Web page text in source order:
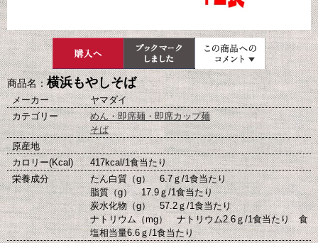
商品名：横浜もやしそば
メーカー
ヤマダイ
カテゴリー
めん・即席麺・即席カップ麺
そば
原産地
カロリー(Kcal)
417kcal/1食当たり
栄養成分
たん白質（g） 6.7ｇ/1食当たり
脂質（g） 17.9ｇ/1食当たり
炭水化物（g） 57.2ｇ/1食当たり
ナトリウム（mg） ナトリウム2.6ｇ/1食当たり 食
塩相当量6.6ｇ/1食当たり